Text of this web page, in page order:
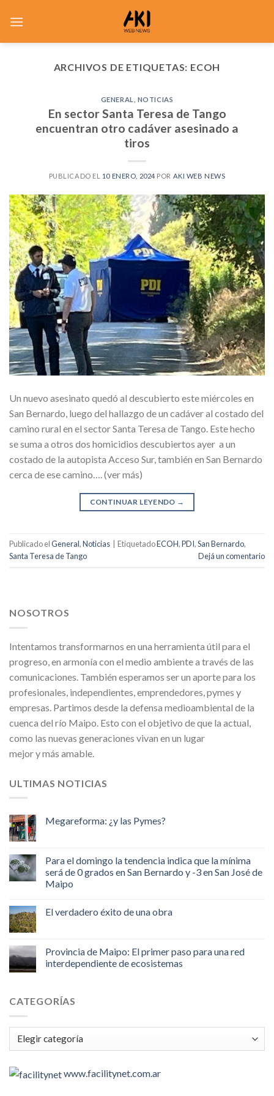
ARCHIVOS DE ETIQUETAS: ECOH
GENERAL NOTICIAS
En sector Santa Teresa de Tango
encuentran otro cadáver asesinado a
tiros
PUBLICADO EL 10 ENERO, 2024 POR AKI WEB NEWS
Un nuevo asesinato quedó al descubierto este miércoles en
San Bernardo, luego del hallazgo de un cadáver al costado del
camino rural en el sector Santa Teresa de Tango. Este hecho
se suma a otros dos homicidios descubiertos ayer a un
costado de la autopista Acceso Sur, también en San Bernardo
cerca de ese camino…. (ver más)
CONTINUAR LEYENDO →
Publicado elGeneral,Noticias EtiquetadoECOH,PDI,San Bernardo,
Santa Teresa de Tango
Dejá un comentario
NOSOTROS
Intentamos transformarnos en una herramienta útil para el
progreso, en armonía con el medio ambiente a través de las
comunicaciones. También esperamos ser un aporte para los
profesionales, independientes, emprendedores, pymes y
empresas. Partimos desde la defensa medioambiental de la
cuenca del río Maipo. Esto con el objetivo de que la actual,
como las nuevas generaciones vivan en un lugar
mejor y más amable.
ULTIMAS NOTICIAS
Megareforma: ¿y las Pymes?
Para el domingo la tendencia indica que la mínima
será de 0 grados en San Bernardo y -3 en San José de
Maipo
El verdadero éxito de una obra
Provincia de Maipo: El primer paso para una red
interdependiente de ecosistemas
CATEGORÍAS
Categorías
www.facilitynet.com.ar